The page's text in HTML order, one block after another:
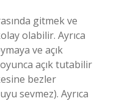
gitmek ve
olabilir. Ayrıca
ve açık
açık tutabilir
bezler
sevmez). Ayrıca